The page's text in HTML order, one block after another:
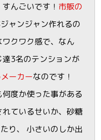
んごいです！ 市販の
ャンジャン作れるの
クワク感で、なん
3名のテンションが
ーカーなのです！
何度か使った事がある
ているせいか、砂糖
り、 小さいのしか出